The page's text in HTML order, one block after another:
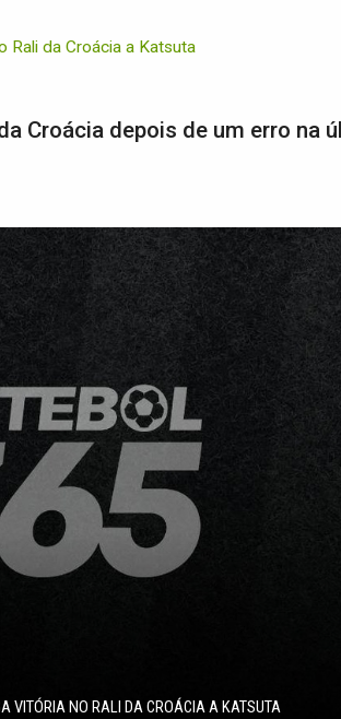
Rali da Croácia a Katsuta
Croácia depois de um erro na
VITÓRIA NO RALI DA CROÁCIA A KATSUTA